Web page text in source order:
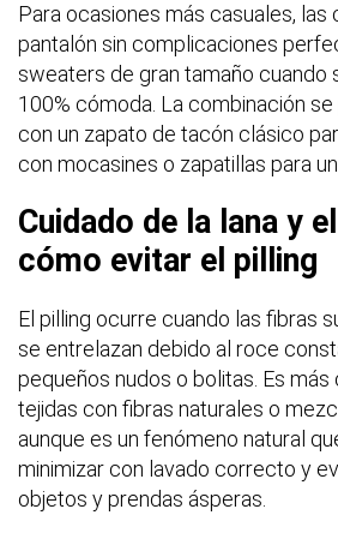
Para ocasiones más casuales, las
pantalón sin complicaciones
sweaters de gran tamaño cuando
100% cómoda. La combinación
con un zapato de tacón clásico
con mocasines o zapatillas para
Cuidado de la lana y
cómo evitar el pilling
El pilling ocurre cuando las fibras
se entrelazan debido al roce
pequeños nudos o bolitas. Es
tejidas con fibras naturales o
aunque es un fenómeno natural
minimizar con lavado correcto y
objetos y prendas ásperas.